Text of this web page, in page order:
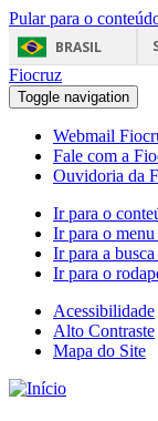
Pular para o
BRASIL
Fiocruz
Toggle navigation
Webmail
Fale com a
Ouvidoria da
Ir para o
Ir para o menu
Ir para a busca
Ir para o
Acessibilidade
Alto Contraste
Mapa do Site